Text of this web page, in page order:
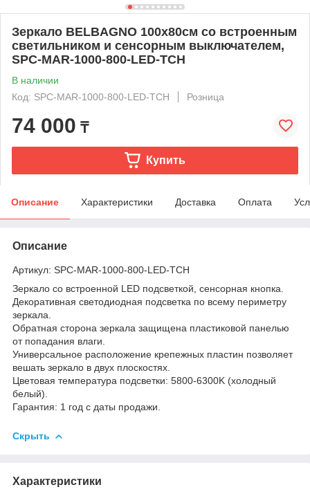
Зеркало BELBAGNO 100x80см со встроенным
светильником и сенсорным выключателем,
SPC-MAR-1000-800-LED-TCH
В наличии
Код: SPC-MAR-1000-800-LED-TCH
Розница
74 000 ₸
Купить
Описание Характеристики Доставка Оплата
Описание
Артикул: SPC-MAR-1000-800-LED-TCH
Зеркало со встроенной LED подсветкой, сенсорная кнопка.
Декоративная светодиодная подсветка по всему периметру
зеркала.
Обратная сторона зеркала защищена пластиковой панелью
от попадания влаги.
Универсальное расположение крепежных пластин позволяет
вешать зеркало в двух плоскостях.
Цветовая температура подсветки: 5800-6300K (холодный
белый).
Гарантия: 1 год с даты продажи.
Скрыть
Характеристики